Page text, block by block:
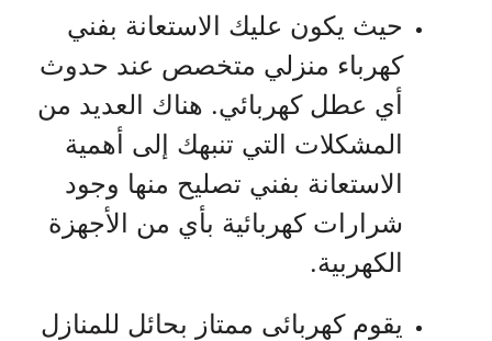
حيث يكون عليك الاستعانة بفني
كهرباء منزلي متخصص عند حدوث
أي عطل كهربائي. هناك العديد من
المشكلات التي تنبهك إلى أهمية
الاستعانة بفني تصليح منها وجود
شرارات كهربائية بأي من الأجهزة
الكهربية.
يقوم كهربائى ممتاز بحائل للمنازل